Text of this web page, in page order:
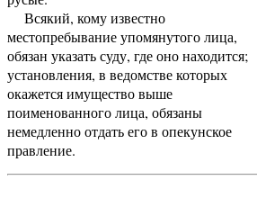
Всякий, кому известно
местопребывание упомянутого лица,
обязан указать суду, где оно находится;
установления, в ведомстве которых
окажется имущество выше
поименованного лица, обязаны
немедленно отдать его в опекунское
правление.